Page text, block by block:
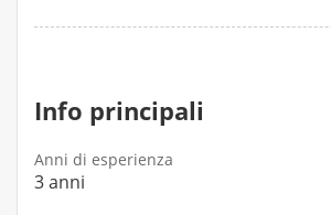
Info principali
Anni di esperienza
3 anni